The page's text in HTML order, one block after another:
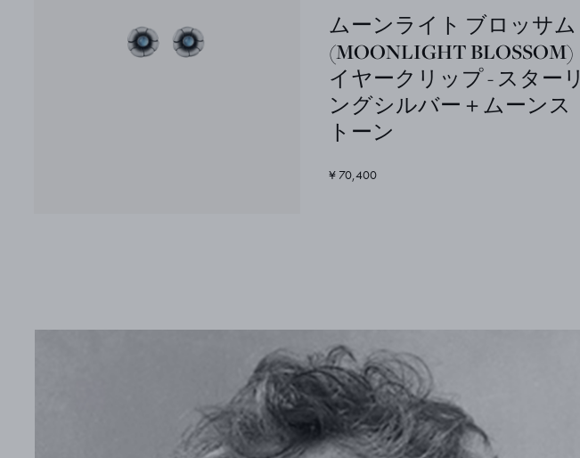
ムーンライト ブロッサム
(MOONLIGHT BLOSSOM)
イヤークリップ - スターリ
ングシルバー＋ムーンス
トーン
¥ 70,400